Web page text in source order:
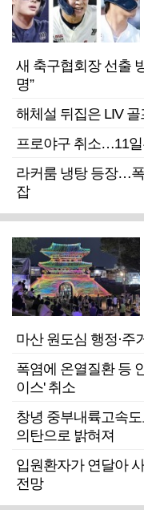
새 축구협회장 선출
명”
해체설 뒤집은 LIV
프로야구 취소…11일
라커룸 냉탕 등장…
잡
마산 원도심 행정·주
폭염에 온열질환 등
이스' 취소
창녕 중부내륙고속
의탄으로 밝혀져
입원환자가 연달아
전망